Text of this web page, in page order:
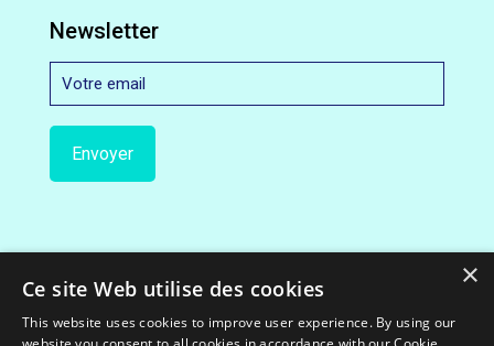
Newsletter
×
Ce site Web utilise des cookies
This website uses cookies to improve user experience. By using our